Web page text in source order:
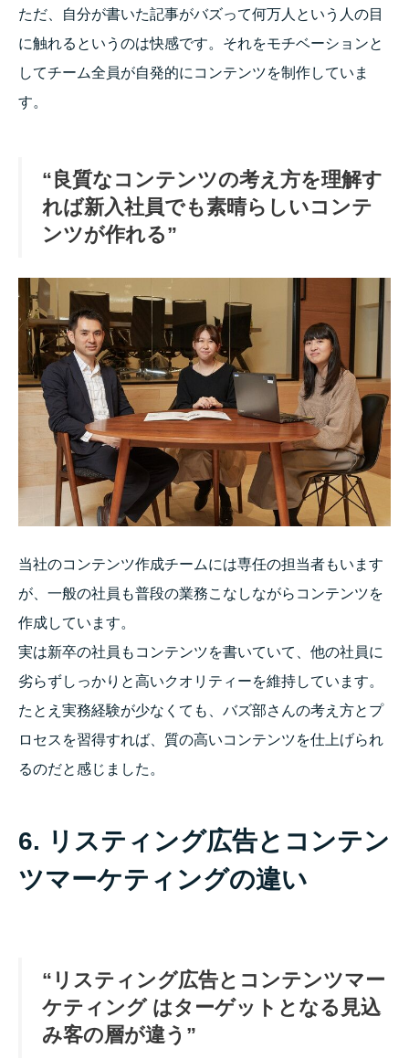
ただ、自分が書いた記事がバズって何万人という人の目
に触れるというのは快感です。それをモチベーションと
してチーム全員が自発的にコンテンツを制作していま
す。
“良質なコンテンツの考え方を理解す
れば新入社員でも素晴らしいコンテ
ンツが作れる”
当社のコンテンツ作成チームには専任の担当者もいます
が、一般の社員も普段の業務こなしながらコンテンツを
作成しています。
実は新卒の社員もコンテンツを書いていて、他の社員に
劣らずしっかりと高いクオリティーを維持しています。
たとえ実務経験が少なくても、バズ部さんの考え方とプ
ロセスを習得すれば、質の高いコンテンツを仕上げられ
るのだと感じました。
6. リスティング広告とコンテン
ツマーケティングの違い
“リスティング広告とコンテンツマー
ケティング はターゲットとなる見込
み客の層が違う”